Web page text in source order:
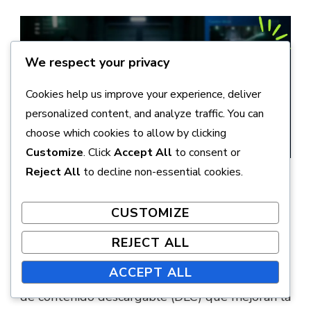
¿Qué DLC están
disponibles para Final
Fantasy VII Remake?
Final Fantasy VII Remake ofrece varias opciones
de contenido descargable (DLC) que mejoran la
We respect your privacy
Cookies help us improve your experience, deliver
personalized content, and analyze traffic. You can
choose which cookies to allow by clicking
Customize. ClickAccept All to consent or
Reject All to decline non-essential cookies.
CUSTOMIZE
REJECT ALL
ACCEPT ALL